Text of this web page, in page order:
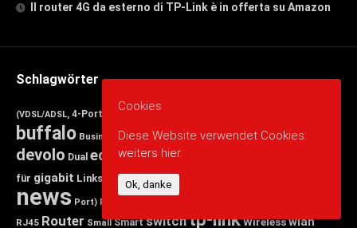
Il router 4G da esterno di TP-Link è in offerta su Amazon
Schlagwörter
(VDSL/ADSL, 4-Port
buffalo Business ciscod-link DECT-Basis, Desktop
devolo Dual edimax esp8266 Ethernet)
für gigabit Linksys Mbit/snas
news Port) Ports, powerlan
RJ45 Router Small Smart switchtp-linkWirelesswlan
Cookies
Diese Website verwendet Cookies:
weiters hier.
Ok, danke